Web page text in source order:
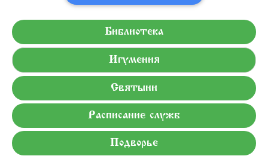
Библиотека
Игумения
Святыни
Расписание служб
Подворье